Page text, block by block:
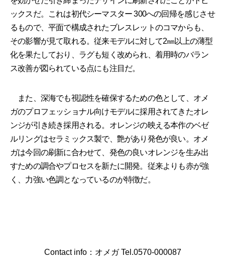
ックスだ。これは初代シーマスター 300への回帰を感じさせ
るもので、平面で構成されたブレスレットのコマからも、
その影響が見て取れる。従来モデルに対して2㎜以上の薄型
化を果たしており、ラグも短く改められ、着用時のバラン
ス改善が図られている点にも注目だ。
また、深海でも視認性を確保するための色として、オメ
ガのプロフェッショナル向けモデルに採用されてきたオレ
ンジが引き続き採用される。オレンジの映える本作のベゼ
ルリングはセラミックス製で、艶があり発色が良い。オメ
ガは今回の刷新に合わせて、発色の良いオレンジを生み出
すための調合やプロセスを新たに開発。従来よりも赤が強
く、力強い色調となっているのが特徴だ。
Contact info：オメガ Tel.0570-000087